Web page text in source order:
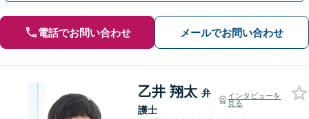
電話でお問い合わせ メールでお問い合わせ
乙井 翔太 弁
護士
インタビューを
見る